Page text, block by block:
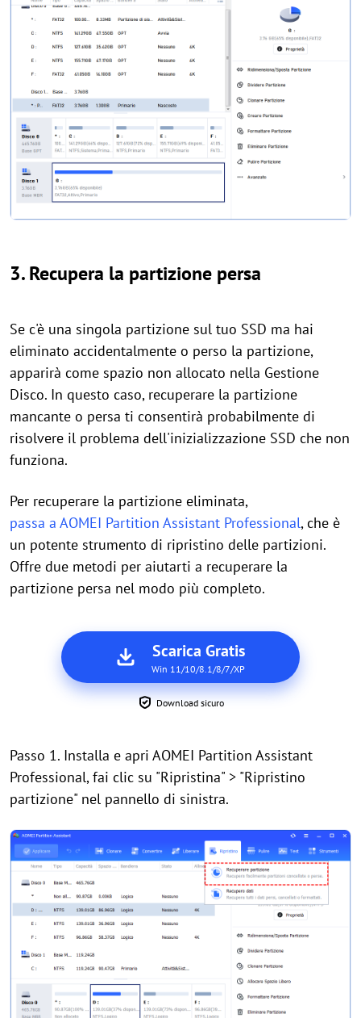
3. Recupera la partizione persa
Se c'è una singola partizione sul tuo SSD ma hai
eliminato accidentalmente o perso la partizione,
apparirà come spazio non allocato nella Gestione
Disco. In questo caso, recuperare la partizione
mancante o persa ti consentirà probabilmente di
risolvere il problema dell'inizializzazione SSD che non
funziona.
Per recuperare la partizione eliminata,
passa a AOMEI Partition Assistant Professional, che è
un potente strumento di ripristino delle partizioni.
Offre due metodi per aiutarti a recuperare la
partizione persa nel modo più completo.
Scarica Gratis
Win 11/10/8.1/8/7/XP
Download sicuro
Passo 1. Installa e apri AOMEI Partition Assistant
Professional, fai clic su "Ripristina" > "Ripristino
partizione" nel pannello di sinistra.